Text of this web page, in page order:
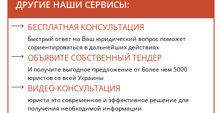
ДРУГИЕ НАШИ СЕРВИСЫ:
БЕСПЛАТНАЯ КОНСУЛЬТАЦИЯ
Быстрый ответ на Ваш юридический вопрос поможет
сориентироваться в дальнейших действиях
ОБЪЯВИТЕ СОБСТВЕННЫЙ ТЕНДЕР
И получите выгодное предложение от более чем 5000
юристов со всей Украины
ВИДЕО-КОНСУЛЬТАЦИЯ
юриста это современное и эффективное решение для
получения необходимой информации